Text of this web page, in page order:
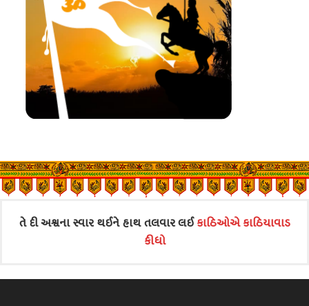
તે દી અશ્વના સ્વાર થઈને હાથ તલવાર લઈકાઠિઓએ કાઠિયાવાડ
કીધો